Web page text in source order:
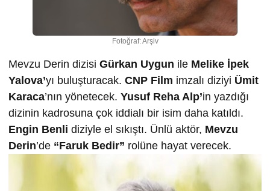
Fotoğraf: Arşiv
Mevzu Derin dizisi Gürkan Uygun ile Melike İpek
Yalova’yı buluşturacak. CNP Film imzalı diziyi Ümit
Karaca’nın yönetecek. Yusuf Reha Alp’in yazdığı
dizinin kadrosuna çok iddialı bir isim daha katıldı.
Engin Benli diziyle el sıkıştı. Ünlü aktör, Mevzu
Derin’de “Faruk Bedir” rolüne hayat verecek.